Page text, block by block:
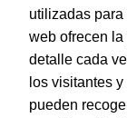
Dohe –
EAN:
utilizadas
web ofrecen
detalle cada
los visitantes
pueden